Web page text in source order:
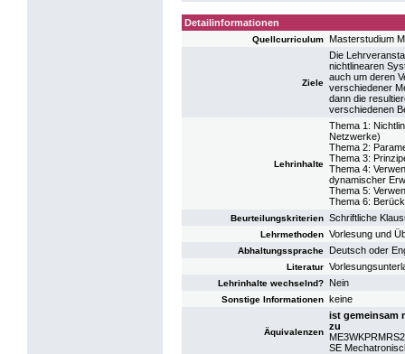
Detailinformationen
Quellcurriculum Masterstudium
Ziele
Die
nichtlinearen
auch um deren
verschiedener
dann die
verschiedenen
Lehrinhalte
Thema 1:
Netzwerke)
Thema 2:
Thema 3:
Thema 4:
dynamischer
Thema 5:
Thema 6:
Beurteilungskriterien Schriftliche
Lehrmethoden Vorlesung und
Abhaltungssprache Deutsch oder
Literatur
Lehrinhalte wechselnd? Nein
Sonstige Informationen keine
Äquivalenzen
ist gemeinsam
zu
SE